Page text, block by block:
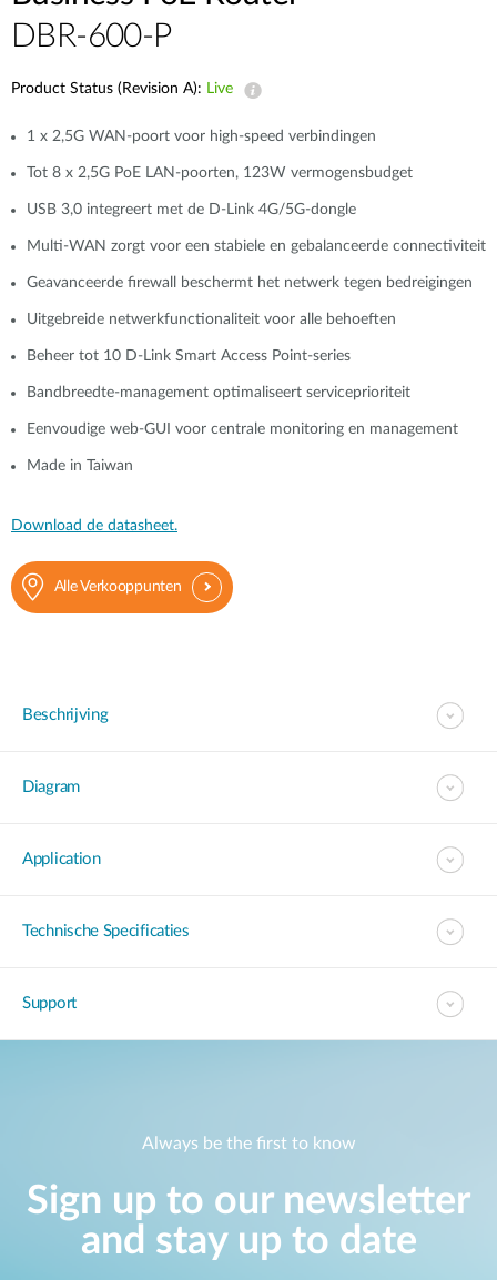
DBR-600-P
Product Status (Revision A): Live
1 x 2,5G WAN-poort voor high-speed verbindingen
Tot 8 x 2,5G PoE LAN-poorten, 123W vermogensbudget
USB 3,0 integreert met de D-Link 4G/5G-dongle
Multi-WAN zorgt voor een stabiele en gebalanceerde connectiviteit
Geavanceerde firewall beschermt het netwerk tegen bedreigingen
Uitgebreide netwerkfunctionaliteit voor alle behoeften
Beheer tot 10 D-Link Smart Access Point-series
Bandbreedte-management optimaliseert serviceprioriteit
Eenvoudige web-GUI voor centrale monitoring en management
Made in Taiwan
Download de datasheet.
Alle Verkooppunten
Beschrijving
Diagram
Application
Technische Specificaties
Support
Always be the first to know
Sign up to our newsletter
and stay up to date